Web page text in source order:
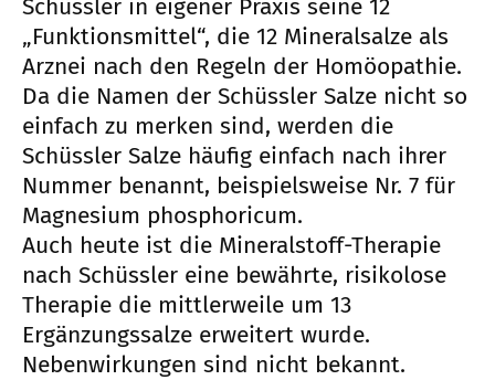
Schüssler in eigener Praxis seine 12
„Funktionsmittel“, die 12 Mineralsalze als
Arznei nach den Regeln der Homöopathie.
Da die Namen der Schüssler Salze nicht so
einfach zu merken sind, werden die
Schüssler Salze häufig einfach nach ihrer
Nummer benannt, beispielsweise Nr. 7 für
Magnesium phosphoricum.
Auch heute ist die Mineralstoff-Therapie
nach Schüssler eine bewährte, risikolose
Therapie die mittlerweile um 13
Ergänzungssalze erweitert wurde.
Nebenwirkungen sind nicht bekannt.